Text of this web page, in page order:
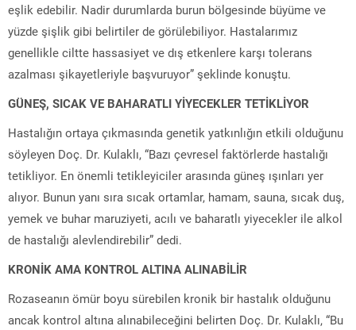
eşlik edebilir. Nadir durumlarda burun bölgesinde büyüme ve
yüzde şişlik gibi belirtiler de görülebiliyor. Hastalarımız
genellikle ciltte hassasiyet ve dış etkenlere karşı tolerans
azalması şikayetleriyle başvuruyor” şeklinde konuştu.
GÜNEŞ, SICAK VE BAHARATLI YİYECEKLER TETİKLİYOR
Hastalığın ortaya çıkmasında genetik yatkınlığın etkili olduğunu
söyleyen Doç. Dr. Kulaklı, “Bazı çevresel faktörlerde hastalığı
tetikliyor. En önemli tetikleyiciler arasında güneş ışınları yer
alıyor. Bunun yanı sıra sıcak ortamlar, hamam, sauna, sıcak duş,
yemek ve buhar maruziyeti, acılı ve baharatlı yiyecekler ile alkol
de hastalığı alevlendirebilir” dedi.
KRONİK AMA KONTROL ALTINA ALINABİLİR
Rozaseanın ömür boyu sürebilen kronik bir hastalık olduğunu
ancak kontrol altına alınabileceğini belirten Doç. Dr. Kulaklı, “Bu